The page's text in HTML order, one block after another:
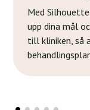
Med
upp dina mål
till kliniken, så